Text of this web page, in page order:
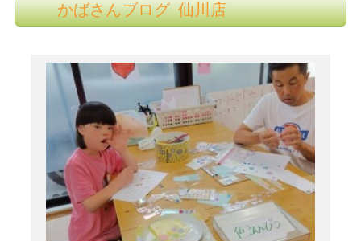
かばさんブログ 仙川店